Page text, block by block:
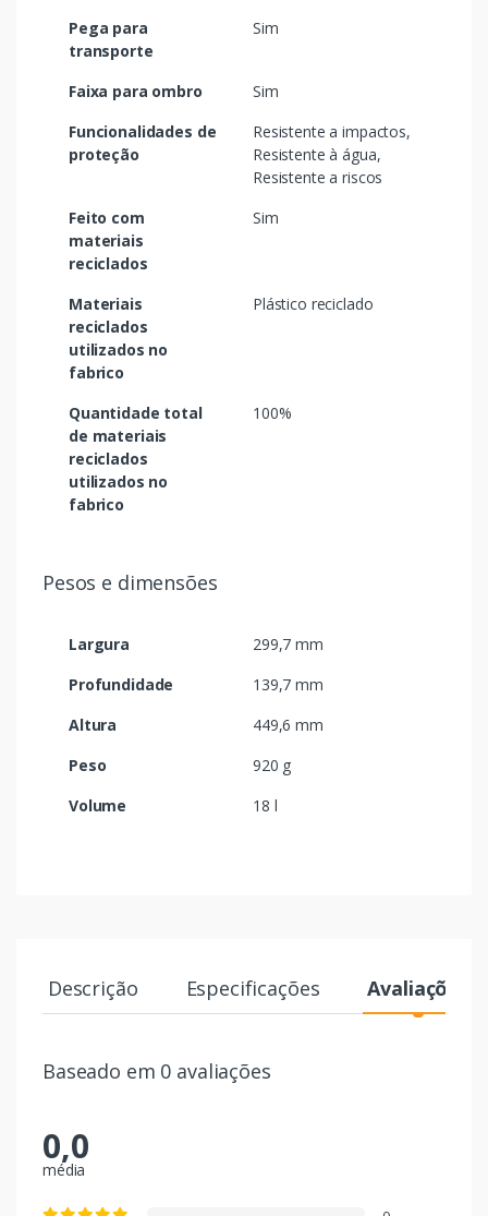
Pega para
transporte
Sim
Faixa para ombro
Sim
Funcionalidades de
proteção
Resistente a impactos,
Resistente à água,
Resistente a riscos
Feito com
materiais
reciclados
Sim
Materiais
reciclados
utilizados no
fabrico
Plástico reciclado
Quantidade total
de materiais
reciclados
utilizados no
fabrico
100%
Pesos e dimensões
Largura
299,7 mm
Profundidade
139,7 mm
Altura
449,6 mm
Peso
920 g
Volume
18 l
Descrição Especificações Avaliações
Baseado em 0 avaliações
0,0
média